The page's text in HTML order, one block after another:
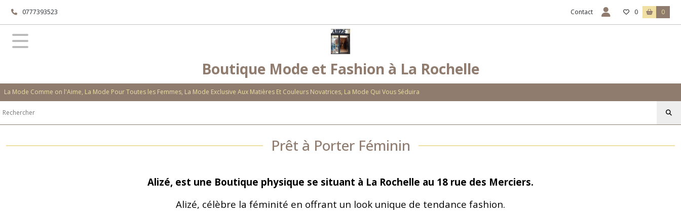
0777393523 Contact 0 0
Boutique Mode et Fashion à La Rochelle
La Mode Comme on l'Aime, La Mode Pour Toutes les Femmes, La Mode Exclusive Aux Matières Et Couleurs Novatrices, La Mode Qui Vous Séduira
Prêt à Porter Féminin
Alizé, est une Boutique physique se situant à La Rochelle au 18 rue des Merciers.
Alizé, célèbre la féminité en offrant un look unique de tendance fashion.